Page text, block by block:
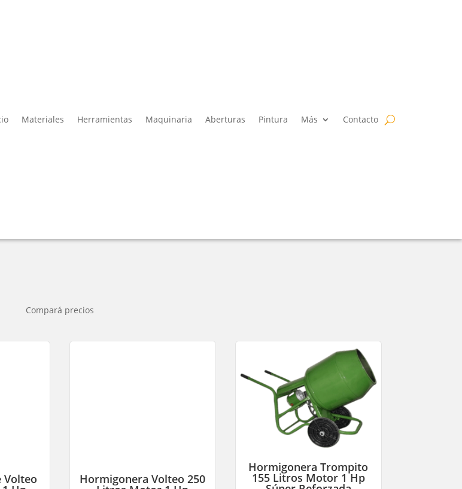
Materiales Herramientas Maquinaria Aberturas Pintura Más Contacto
Compará precios
Volteo Hormigonera Volteo 250
Hormigonera Trompito
155 Litros Motor 1 Hp